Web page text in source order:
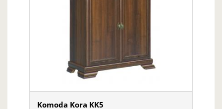
Komoda Kora KK5